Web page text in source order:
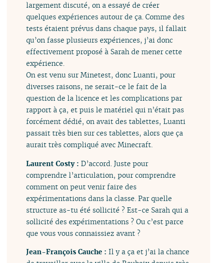
largement discuté, on a essayé de créer
quelques expériences autour de ça. Comme des
tests étaient prévus dans chaque pays, il fallait
qu’on fasse plusieurs expériences, j’ai donc
effectivement proposé à Sarah de mener cette
expérience.
On est venu sur Minetest, donc Luanti, pour
diverses raisons, ne serait-ce le fait de la
question de la licence et les complications par
rapport à ça, et puis le matériel qui n’était pas
forcément dédié, on avait des tablettes, Luanti
passait très bien sur ces tablettes, alors que ça
aurait très compliqué avec Minecraft.
Laurent Costy :D’accord. Juste pour
comprendre l’articulation, pour comprendre
comment on peut venir faire des
expérimentations dans la classe. Par quelle
structure as-tu été sollicité ? Est-ce Sarah qui a
sollicité des expérimentations ? Ou c’est parce
que vous vous connaissiez avant ?
Jean-François Cauche :Il y a ça et j’ai la chance